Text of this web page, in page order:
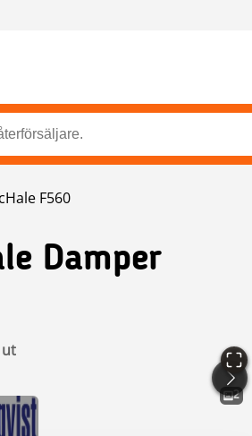
F560
Damper
ut
2